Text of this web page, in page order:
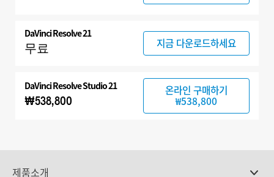
DaVinci Resolve 21
무료 지금 다운로드하세요
DaVinci Resolve Studio 21
₩538,800
온라인 구매하기
₩538,800
제품소개